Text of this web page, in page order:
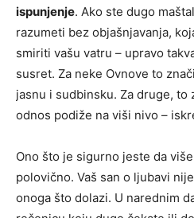
ispunjenje. Ako ste dugo
razumeti bez objašnjavanja,
smiriti vašu vatru – upravo
susret. Za neke Ovnove to znači
jasnu i sudbinsku. Za druge, to
odnos podiže na viši nivo –
Ono što je sigurno jeste da
polovično. Vaš san o ljubavi
onoga što dolazi. U narednim